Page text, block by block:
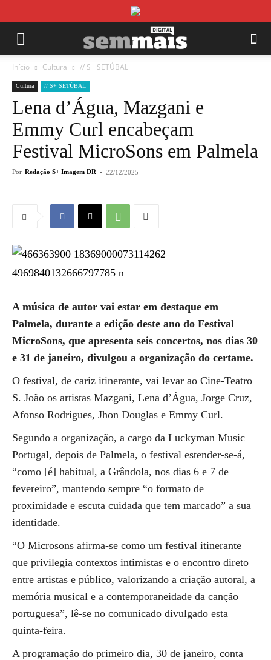
Início Cultura // S+ SETÚBAL
Cultura // S+ SETÚBAL
Lena d’Água, Mazgani e
Emmy Curl encabeçam
Festival MicroSons em Palmela
Por Redação S+ Imagem DR - 22/12/2025
A música de autor vai estar em destaque em
Palmela, durante a edição deste ano do Festival
MicroSons, que apresenta seis concertos, nos dias 30
e 31 de janeiro, divulgou a organização do certame.
O festival, de cariz itinerante, vai levar ao Cine-Teatro
S. João os artistas Mazgani, Lena d’Água, Jorge Cruz,
Afonso Rodrigues, Jhon Douglas e Emmy Curl.
Segundo a organização, a cargo da Luckyman Music
Portugal, depois de Palmela, o festival estender-se-á,
“como [é] habitual, a Grândola, nos dias 6 e 7 de
fevereiro”, mantendo sempre “o formato de
proximidade e escuta cuidada que tem marcado” a sua
identidade.
“O Microsons afirma-se como um festival itinerante
que privilegia contextos intimistas e o encontro direto
entre artistas e público, valorizando a criação autoral, a
memória musical e a contemporaneidade da canção
portuguesa”, lê-se no comunicado divulgado esta
quinta-feira.
A programação do primeiro dia, 30 de janeiro, conta